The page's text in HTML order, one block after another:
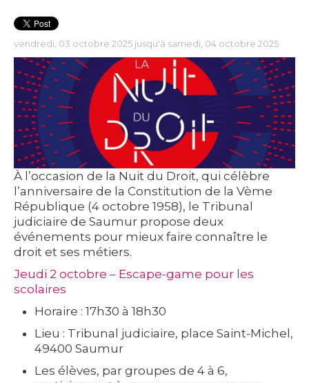
vendredi, 03 octobre 2025 jusqu'à samedi, 04 octobre 2025
À l’occasion de la Nuit du Droit, qui célèbre
l’anniversaire de la Constitution de la Vème
République (4 octobre 1958), le Tribunal
judiciaire de Saumur propose deux
événements pour mieux faire connaître le
droit et ses métiers.
Jeudi 2 octobre – Escape-game pour les
scolaires
Horaire : 17h30 à 18h30
Lieu : Tribunal judiciaire, place Saint-Michel,
49400 Saumur
Les élèves, par groupes de 4 à 6,